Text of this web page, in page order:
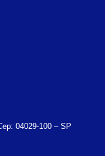
04029-100 – SP